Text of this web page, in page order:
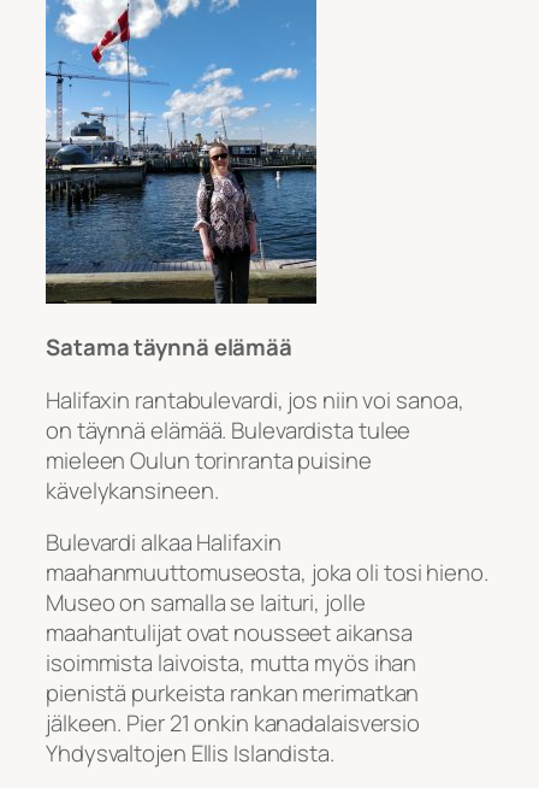
Satama täynnä elämää
Halifaxin rantabulevardi, jos niin voi sanoa,
on täynnä elämää. Bulevardista tulee
mieleen Oulun torinranta puisine
kävelykansineen.
Bulevardi alkaa Halifaxin
maahanmuuttomuseosta, joka oli tosi hieno.
Museo on samalla se laituri, jolle
maahantulijat ovat nousseet aikansa
isoimmista laivoista, mutta myös ihan
pienistä purkeista rankan merimatkan
jälkeen. Pier 21 onkin kanadalaisversio
Yhdysvaltojen Ellis Islandista.